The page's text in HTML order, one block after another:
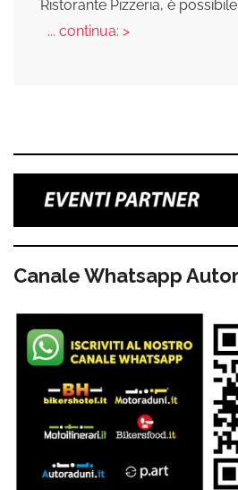
Ristorante Pizzeria, è
... continua: >
Canale Whatsapp